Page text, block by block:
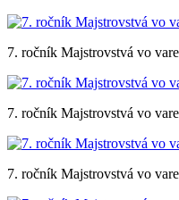
7. ročník Majstrovstvá vo
7. ročník Majstrovstvá vo
7. ročník Majstrovstvá vo